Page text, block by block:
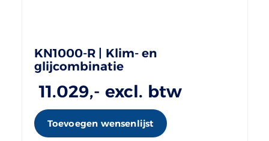
KN1000-R | Klim- en
glijcombinatie
11.029,- excl. btw
Toevoegen wensenlijst